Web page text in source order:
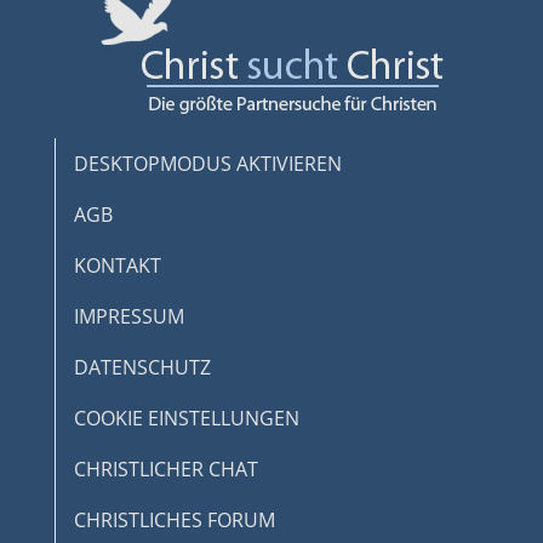
DESKTOPMODUS AKTIVIEREN
AGB
KONTAKT
IMPRESSUM
DATENSCHUTZ
COOKIE EINSTELLUNGEN
CHRISTLICHER CHAT
CHRISTLICHES FORUM